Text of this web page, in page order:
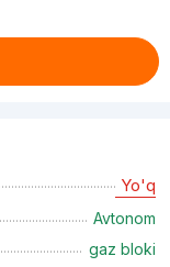
Yo'q
Avtonom
gaz bloki